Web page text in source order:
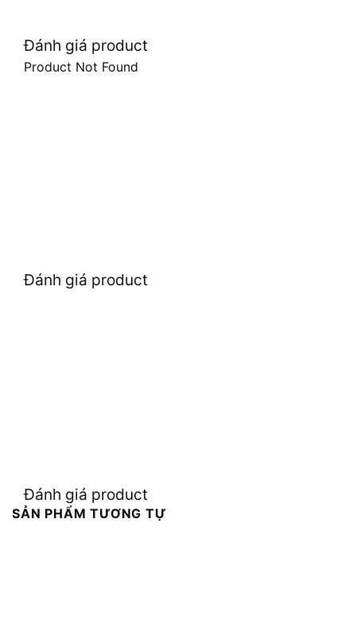
Đánh giá product
Product Not Found
Đánh giá product
Đánh giá product
SẢN PHẨM TƯƠNG TỰ